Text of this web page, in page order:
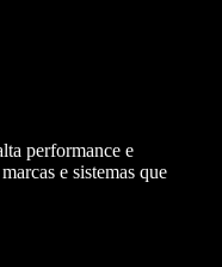
performance e
e sistemas que